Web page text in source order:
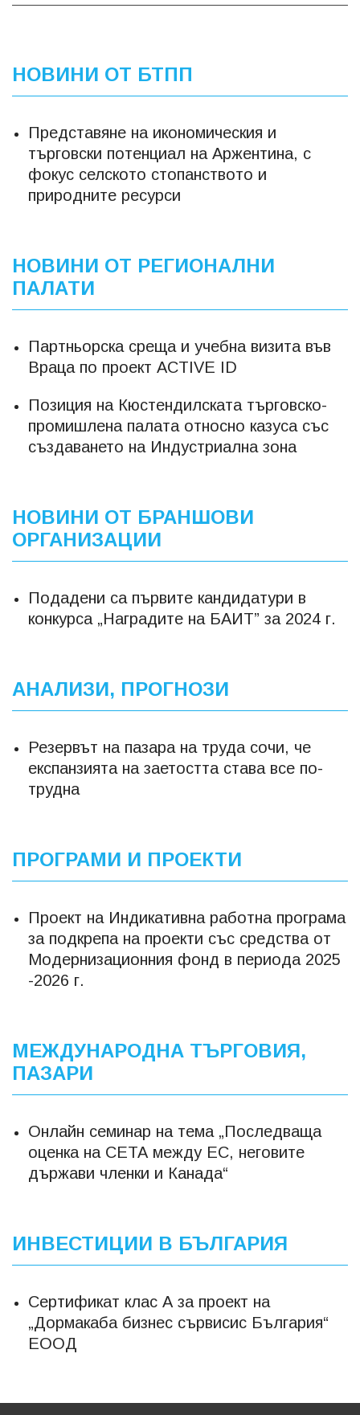
НОВИНИ ОТ БТПП
Представяне на икономическия и
търговски потенциал на Аржентина, с
фокус селското стопанството и
природните ресурси
НОВИНИ ОТ РЕГИОНАЛНИ
ПАЛАТИ
Партньорска среща и учебна визита във
Враца по проект ACTIVE ID
Позиция на Кюстендилската търговско-
промишлена палата относно казуса със
създаването на Индустриална зона
НОВИНИ ОТ БРАНШОВИ
ОРГАНИЗАЦИИ
Подадени са първите кандидатури в
конкурса „Наградите на БАИТ” за 2024 г.
АНАЛИЗИ, ПРОГНОЗИ
Резервът на пазара на труда сочи, че
експанзията на заетостта става все по-
трудна
ПРОГРАМИ И ПРОЕКТИ
Проект на Индикативна работна програма
за подкрепа на проекти със средства от
Модернизационния фонд в периода 2025
-2026 г.
МЕЖДУНАРОДНА ТЪРГОВИЯ,
ПАЗАРИ
Онлайн семинар на тема „Последваща
оценка на СЕТА между ЕС, неговите
държави членки и Канада“
ИНВЕСТИЦИИ В БЪЛГАРИЯ
Сертификат клас А за проект на
„Дормакаба бизнес сървисис България“
ЕООД